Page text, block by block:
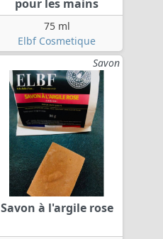
pour les mains
75 ml
Elbf Cosmetique
Savon
Savon à l'argile rose